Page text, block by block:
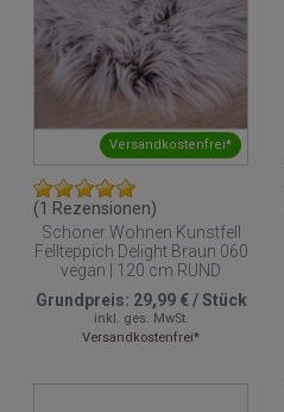
Versandkostenfrei*
(1 Rezensionen)
Schöner Wohnen Kunstfell
Fellteppich Delight Braun 060
vegan | 120 cm RUND
Grundpreis: 29,99 €/Stück
inkl. ges. MwSt.
Versandkostenfrei*